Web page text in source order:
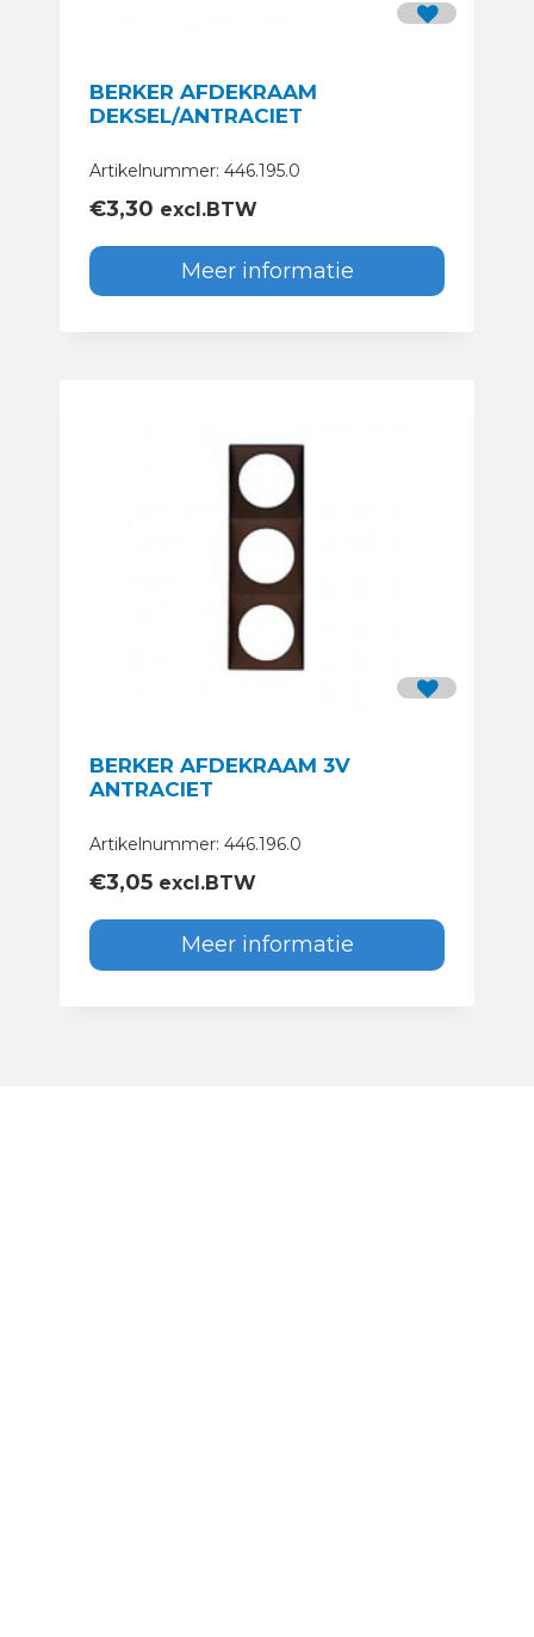
BERKER AFDEKRAAM
DEKSEL/ANTRACIET
Artikelnummer: 446.195.0
€3,30 excl.BTW
Meer informatie
BERKER AFDEKRAAM 3V
ANTRACIET
Artikelnummer: 446.196.0
€3,05 excl.BTW
Meer informatie